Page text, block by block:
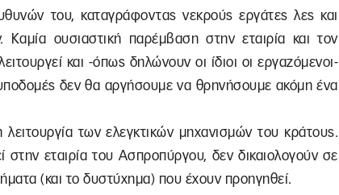
του, καταγράφοντας νεκρούς εργάτες λες και
Καμία ουσιαστική παρέμβαση στην εταιρία και τον
και -όπως δηλώνουν οι ίδιοι οι εργαζόμενοι-
δεν θα αργήσουμε να θρηνήσουμε ακόμη ένα
των ελεγκτικών μηχανισμών του κράτους.
στην εταιρία του Ασπροπύργου, δεν δικαιολογούν σε
(και το δυστύχημα) που έχουν προηγηθεί.